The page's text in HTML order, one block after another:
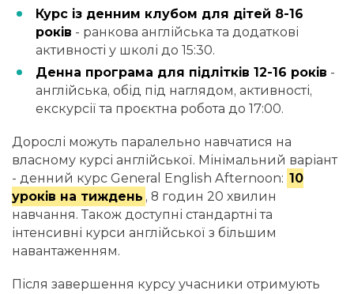
Курс із денним клубом для дітей 8-16
років - ранкова англійська та додаткові
активності у школі до 15:30.
Денна програма для підлітків 12-16 років -
англійська, обід під наглядом, активності,
екскурсії та проєктна робота до 17:00.
Дорослі можуть паралельно навчатися на
власному курсі англійської. Мінімальний варіант
- денний курс General English Afternoon: 10
уроків на тиждень , 8 годин 20 хвилин
навчання. Також доступні стандартні та
інтенсивні курси англійської з більшим
навантаженням.
Після завершення курсу учасники отримують